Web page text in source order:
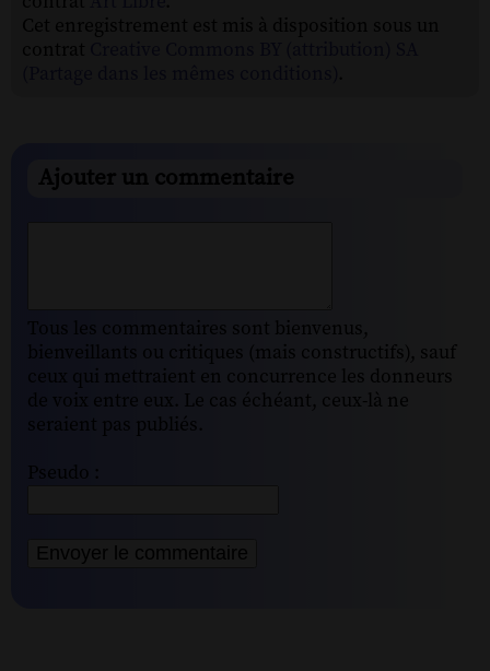
Ajouter un commentaire
Tous les commentaires sont bienvenus,
bienveillants ou critiques (mais constructifs), sauf
ceux qui mettraient en concurrence les donneurs
de voix entre eux. Le cas échéant, ceux-là ne
seraient pas publiés.
Pseudo :